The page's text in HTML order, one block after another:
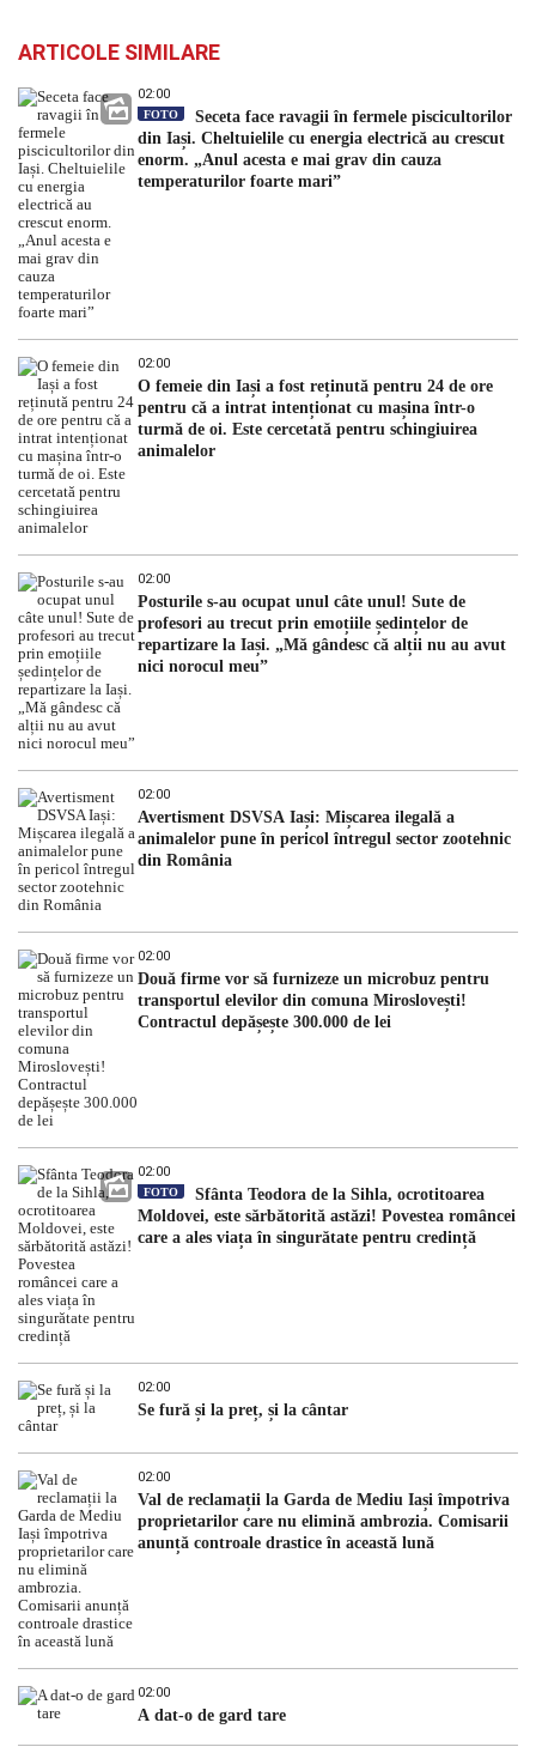
ARTICOLE SIMILARE
02:00
FOTO
Seceta face ravagii în fermele piscicultorilor
din Iași. Cheltuielile cu energia electrică au crescut
enorm. „Anul acesta e mai grav din cauza
temperaturilor foarte mari”
02:00
O femeie din Iași a fost reținută pentru 24 de ore
pentru că a intrat intenționat cu mașina într-o
turmă de oi. Este cercetată pentru schingiuirea
animalelor
02:00
Posturile s-au ocupat unul câte unul! Sute de
profesori au trecut prin emoțiile ședințelor de
repartizare la Iași. „Mă gândesc că alții nu au avut
nici norocul meu”
02:00
Avertisment DSVSA Iași: Mișcarea ilegală a
animalelor pune în pericol întregul sector zootehnic
din România
02:00
Două firme vor să furnizeze un microbuz pentru
transportul elevilor din comuna Miroslovești!
Contractul depășește 300.000 de lei
02:00
FOTO
Sfânta Teodora de la Sihla, ocrotitoarea
Moldovei, este sărbătorită astăzi! Povestea româncei
care a ales viața în singurătate pentru credință
02:00
Se fură și la preț, și la cântar
02:00
Val de reclamații la Garda de Mediu Iași împotriva
proprietarilor care nu elimină ambrozia. Comisarii
anunță controale drastice în această lună
02:00
A dat-o de gard tare